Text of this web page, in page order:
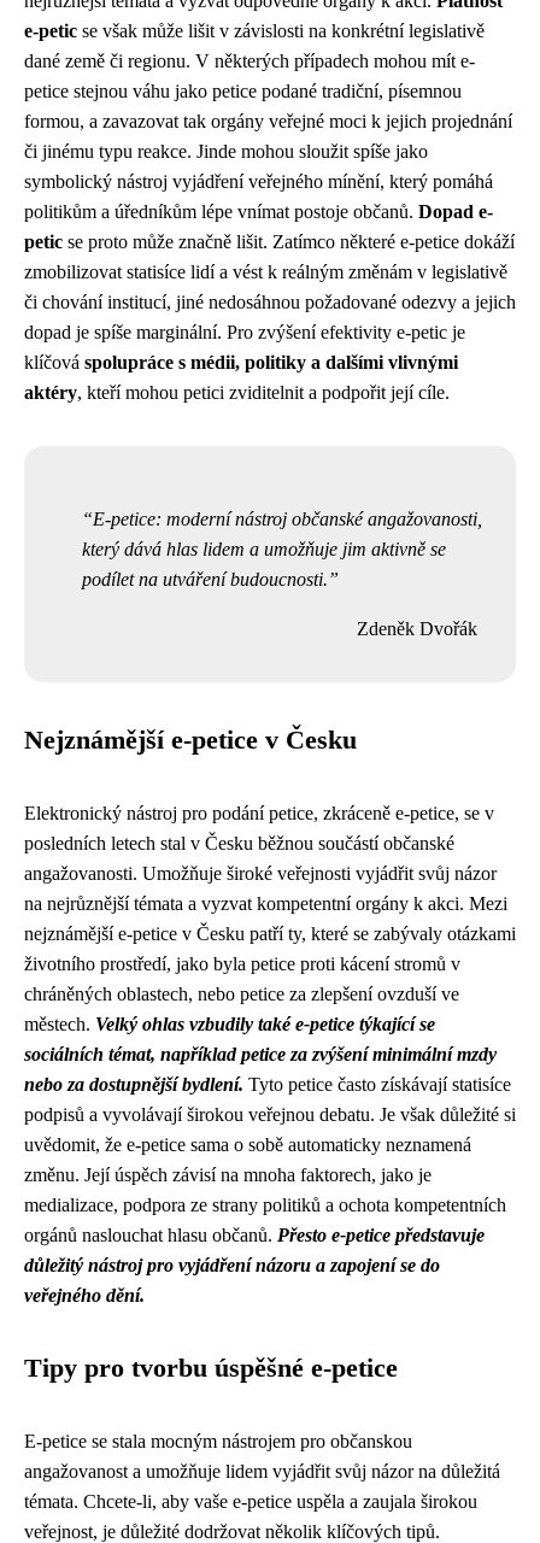
e-petic se však může lišit v závislosti na konkrétní legislativě
dané země či regionu. V některých případech mohou mít e-
petice stejnou váhu jako petice podané tradiční, písemnou
formou, a zavazovat tak orgány veřejné moci k jejich projednání
či jinému typu reakce. Jinde mohou sloužit spíše jako
symbolický nástroj vyjádření veřejného mínění, který pomáhá
politikům a úředníkům lépe vnímat postoje občanů. Dopad e-
petic se proto může značně lišit. Zatímco některé e-petice dokáží
zmobilizovat statisíce lidí a vést k reálným změnám v legislativě
či chování institucí, jiné nedosáhnou požadované odezvy a jejich
dopad je spíše marginální. Pro zvýšení efektivity e-petic je
klíčová spolupráce s médii, politiky a dalšími vlivnými
aktéry, kteří mohou petici zviditelnit a podpořit její cíle.
E-petice: moderní nástroj občanské angažovanosti,
který dává hlas lidem a umožňuje jim aktivně se
podílet na utváření budoucnosti.
Zdeněk Dvořák
Nejznámější e-petice v Česku
Elektronický nástroj pro podání petice, zkráceně e-petice, se v
posledních letech stal v Česku běžnou součástí občanské
angažovanosti. Umožňuje široké veřejnosti vyjádřit svůj názor
na nejrůznější témata a vyzvat kompetentní orgány k akci. Mezi
nejznámější e-petice v Česku patří ty, které se zabývaly otázkami
životního prostředí, jako byla petice proti kácení stromů v
chráněných oblastech, nebo petice za zlepšení ovzduší ve
městech. Velký ohlas vzbudily také e-petice týkající se
sociálních témat, například petice za zvýšení minimální mzdy
nebo za dostupnější bydlení. Tyto petice často získávají statisíce
podpisů a vyvolávají širokou veřejnou debatu. Je však důležité si
uvědomit, že e-petice sama o sobě automaticky neznamená
změnu. Její úspěch závisí na mnoha faktorech, jako je
medializace, podpora ze strany politiků a ochota kompetentních
orgánů naslouchat hlasu občanů. Přesto e-petice představuje
důležitý nástroj pro vyjádření názoru a zapojení se do
veřejného dění.
Tipy pro tvorbu úspěšné e-petice
E-petice se stala mocným nástrojem pro občanskou
angažovanost a umožňuje lidem vyjádřit svůj názor na důležitá
témata. Chcete-li, aby vaše e-petice uspěla a zaujala širokou
veřejnost, je důležité dodržovat několik klíčových tipů.